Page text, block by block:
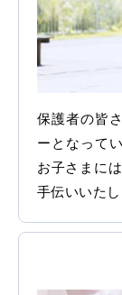
お支払方法に
料金シミュレ
各校紹介
保護者の皆
ーとなって
お子さまに
手伝いいたし